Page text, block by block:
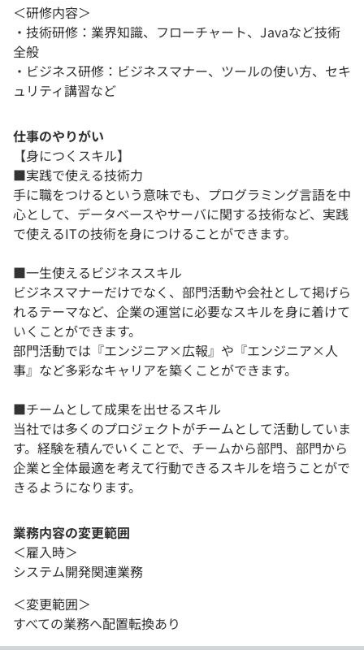
＜研修内容＞
・技術研修：業界知識、フローチャート、Javaなど技術
全般
・ビジネス研修：ビジネスマナー、ツールの使い方、セキ
ュリティ講習など
仕事のやりがい
【身につくスキル】
■実践で使える技術力
手に職をつけるという意味でも、プログラミング言語を中
心として、データベースやサーバに関する技術など、実践
で使えるITの技術を身につけることができます。
■一生使えるビジネススキル
ビジネスマナーだけでなく、部門活動や会社として掲げら
れるテーマなど、企業の運営に必要なスキルを身に着けて
いくことができます。
部門活動では『エンジニア×広報』や『エンジニア×人
事』など多彩なキャリアを築くことができます。
■チームとして成果を出せるスキル
当社では多くのプロジェクトがチームとして活動していま
す。経験を積んでいくことで、チームから部門、部門から
企業と全体最適を考えて行動できるスキルを培うことがで
きるようになります。
業務内容の変更範囲
＜雇入時＞
システム開発関連業務
＜変更範囲＞
すべての業務へ配置転換あり